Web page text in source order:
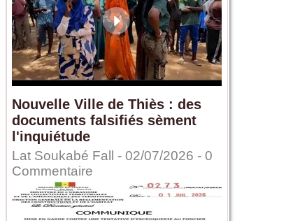
Nouvelle Ville de Thiès : des
documents falsifiés sèment
l'inquiétude
Lat Soukabé Fall - 02/07/2026 - 0
Commentaire